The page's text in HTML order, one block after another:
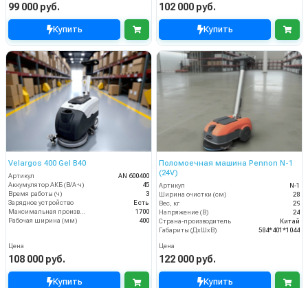
99 000 руб.
Купить
102 000 руб.
Купить
Velargos 400 Gel B40
Артикул
AN 600400
Аккумулятор АКБ (В/А·ч)
45
Время работы (ч)
3
Зарядное устройство
Есть
Максимальная производительность (кв.м/час)
1700
Рабочая ширина (мм)
400
Цена
108 000 руб.
Купить
Поломоечная машина Pennon N-1
(24V)
Артикул
N-1
Ширина очистки (см)
28
Вес, кг
29
Напряжение (В)
24
Страна-производитель
Китай
Габариты (ДхШхВ)
584*401*1044
Цена
122 000 руб.
Купить